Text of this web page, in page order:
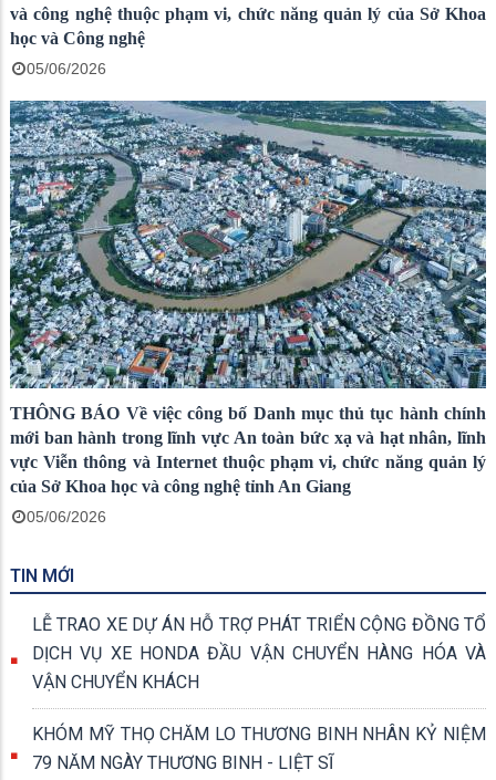
và công nghệ thuộc phạm vi, chức năng quản lý của Sở Khoa
học và Công nghệ
05/06/2026
THÔNG BÁO Về việc công bố Danh mục thủ tục hành chính
mới ban hành trong lĩnh vực An toàn bức xạ và hạt nhân, lĩnh
vực Viễn thông và Internet thuộc phạm vi, chức năng quản lý
của Sở Khoa học và công nghệ tỉnh An Giang
05/06/2026
TIN MỚI
LỄ TRAO XE DỰ ÁN HỖ TRỢ PHÁT TRIỂN CỘNG ĐỒNG TỔ
DỊCH VỤ XE HONDA ĐẦU VẬN CHUYỂN HÀNG HÓA VÀ
VẬN CHUYỂN KHÁCH
KHÓM MỸ THỌ CHĂM LO THƯƠNG BINH NHÂN KỶ NIỆM
79 NĂM NGÀY THƯƠNG BINH - LIỆT SĨ